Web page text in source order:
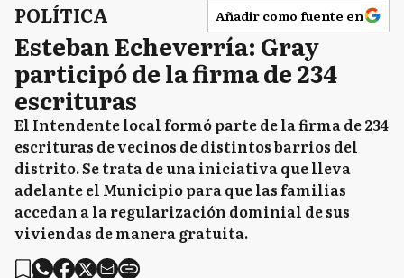
POLÍTICA Añadir como fuente en
Esteban Echeverría: Gray
participó de la firma de 234
escrituras
El Intendente local formó parte de la firma de 234
escrituras de vecinos de distintos barrios del
distrito. Se trata de una iniciativa que lleva
adelante el Municipio para que las familias
accedan a la regularización dominial de sus
viviendas de manera gratuita.